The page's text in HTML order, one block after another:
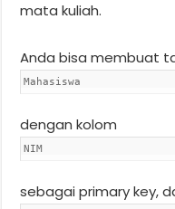
mata kuliah.
Anda bisa membuat
Mahasiswa
dengan kolom
NIM
sebagai primary key,